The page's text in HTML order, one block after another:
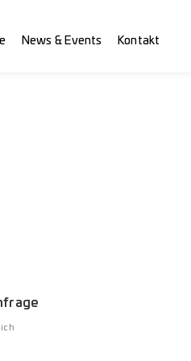
News & Events Kontakt